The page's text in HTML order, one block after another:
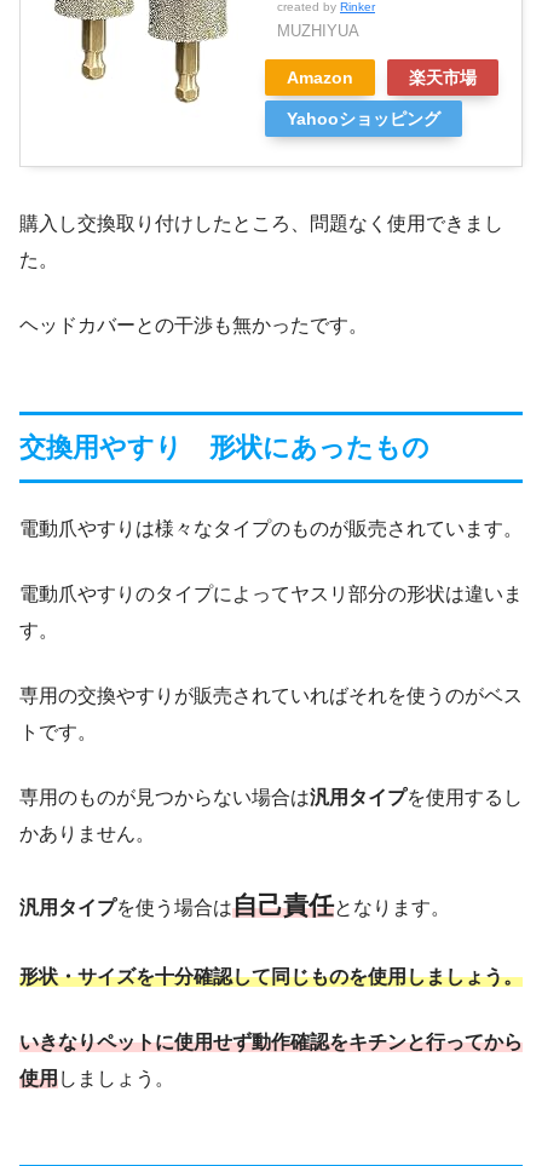
created by Rinker
MUZHIYUA
Amazon 楽天市場
Yahooショッピング
購入し交換取り付けしたところ、問題なく使用できまし
た。
ヘッドカバーとの干渉も無かったです。
交換用やすり 形状にあったもの
電動爪やすりは様々なタイプのものが販売されています。
電動爪やすりのタイプによってヤスリ部分の形状は違いま
す。
専用の交換やすりが販売されていればそれを使うのがベス
トです。
専用のものが見つからない場合は汎用タイプを使用するし
かありません。
汎用タイプを使う場合は自己責任となります。
形状・サイズを十分確認して同じものを使用しましょう。
いきなりペットに使用せず動作確認をキチンと行ってから
使用しましょう。